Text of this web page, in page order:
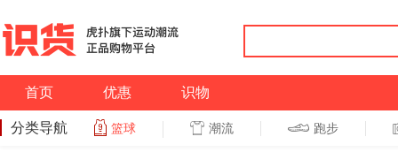
首页 优惠 识物
分类导航 篮球 潮流 跑步